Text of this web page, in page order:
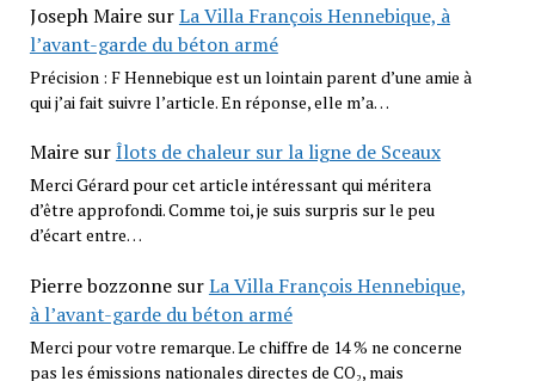
Joseph MairesurLa Villa François Hennebique, à
l’avant-garde du béton armé
Précision : F Hennebique est un lointain parent d’une amie à
qui j’ai fait suivre l’article. En réponse, elle m’a…
MairesurÎlots de chaleur sur la ligne de Sceaux
Merci Gérard pour cet article intéressant qui méritera
d’être approfondi. Comme toi, je suis surpris sur le peu
d’écart entre…
Pierre bozzonnesurLa Villa François Hennebique,
à l’avant-garde du béton armé
Merci pour votre remarque. Le chiffre de 14 % ne concerne
pas les émissions nationales directes de CO₂, mais